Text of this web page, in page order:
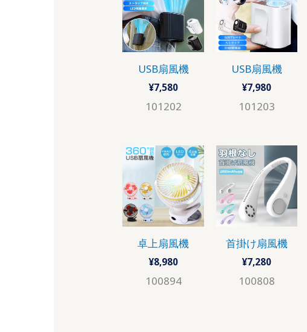
USB扇風機
¥7,580
101202
USB扇風機
¥7,980
101203
卓上扇風機
¥8,980
100894
首掛け扇風機
¥7,280
100808